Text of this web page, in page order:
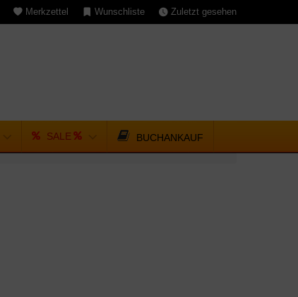
Merkzettel Wunschliste Zuletzt gesehen
SALE BUCHANKAUF